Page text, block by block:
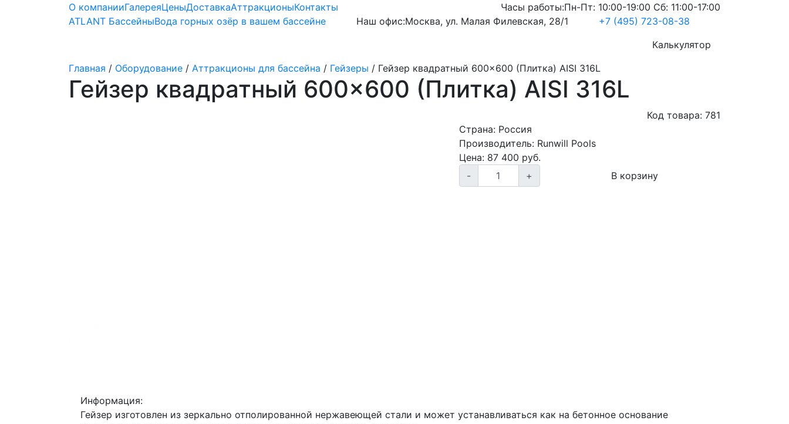
О компанииГалереяЦеныДоставкаАттракционыКонтакты Часы работы:Пн-Пт: 10:00-19:00 Сб: 11:00-17:00
ATLANT БассейныВода горных озёр в вашем бассейне Наш офис:Москва, ул. Малая Филевская, 28/1
+7 (495) 723-08-38
Калькулятор
Главная / Оборудование / Аттракционы для бассейна / Гейзеры / Гейзер квадратный 600×600 (Плитка) AISI 316L
Гейзер квадратный 600×600 (Плитка) AISI 316L
Код товара: 781
Страна: Россия
Производитель: Runwill Pools
Цена: 87 400 руб.
-
+ В корзину
Информация:
Гейзер изготовлен из зеркально отполированной нержавеющей стали и может устанавливаться как на бетонное основание